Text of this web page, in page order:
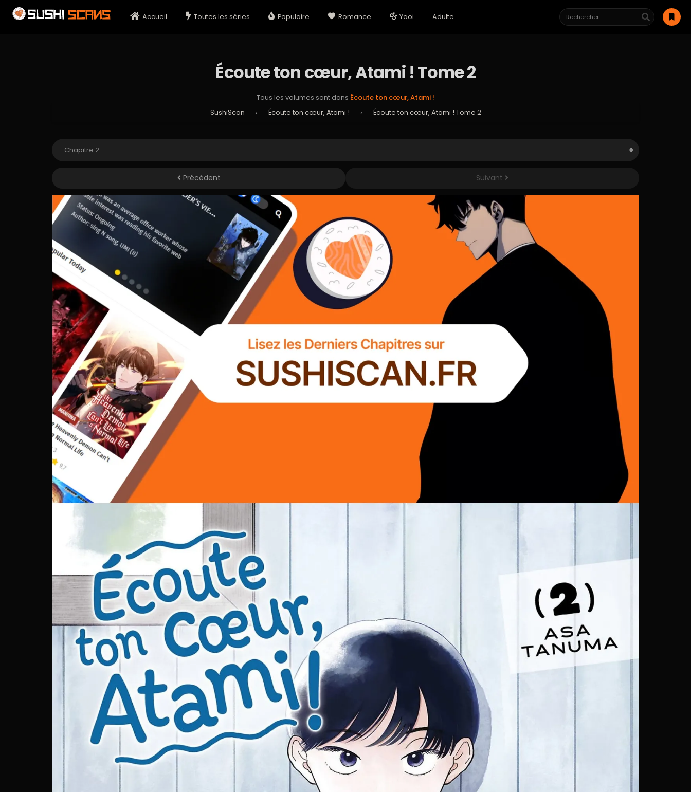
Accueil Toutes les séries Populaire Romance Yaoi Adulte
Écoute ton cœur, Atami ! Tome 2
Tous les volumes sont dans Écoute ton cœur, Atami !
SushiScan
› Écoute ton cœur, Atami ! › Écoute ton cœur, Atami ! Tome 2
Précédent Suivant